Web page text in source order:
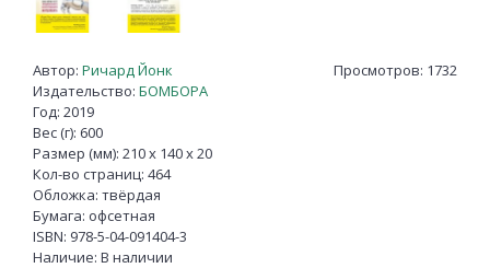
Просмотров: 1732
Автор: Ричард Йонк
Издательство: БОМБОРА
Год: 2019
Вес (г): 600
Размер (мм): 210 x 140 x 20
Кол-во страниц: 464
Обложка: твёрдая
Бумага: офсетная
ISBN: 978-5-04-091404-3
Наличие: В наличии